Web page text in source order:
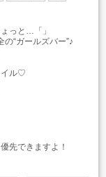
っと…「」
“ガールズバー”♪
イル♡
先できますよ！